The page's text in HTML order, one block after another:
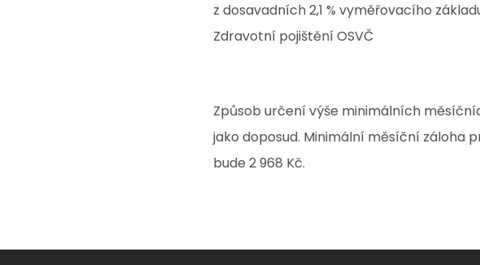
z dosavadních 2,1 % vyměřovacího
Zdravotní pojištění OSVČ
Způsob určení výše minimálních
jako doposud. Minimální měsíční záloha
bude 2 968 Kč.